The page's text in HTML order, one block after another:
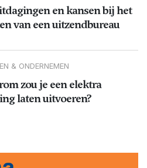
en kansen bij het
van een uitzendbureau
& ONDERNEMEN
zou je een elektra
laten uitvoeren?